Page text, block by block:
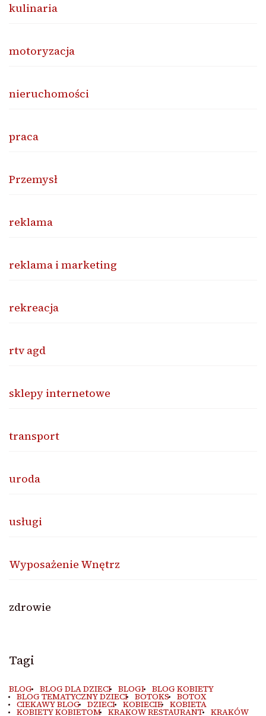
kulinaria
motoryzacja
nieruchomości
praca
Przemysł
reklama
reklama i marketing
rekreacja
rtv agd
sklepy internetowe
transport
uroda
usługi
Wyposażenie Wnętrz
zdrowie
Tagi
BLOG BLOG DLA DZIECI BLOGI BLOG KOBIETY
BLOG TEMATYCZNY DZIECI BOTOKS BOTOX
CIEKAWY BLOG DZIECI KOBIECIE KOBIETA
KOBIETY KOBIETOM KRAKOW RESTAURANT KRAKÓW